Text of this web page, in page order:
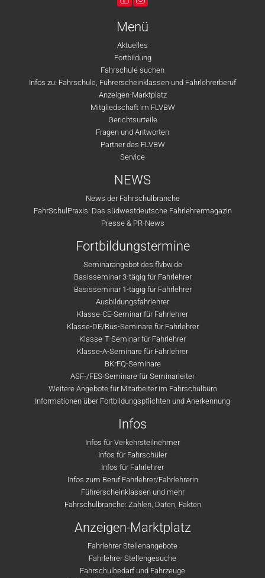
Menü
Aktuelles
Fortbildung
Fahrschule suchen
Infos zu: Fahrschule, Führerscheinklassen und Fahrlehrerberuf
Anzeigen-Marktplatz
Mitgliedschaft im FLVBW
Gerichtsurteile
Fragen und Antworten
Partner des FLVBW
Service
NEWS
News der Fahrschulbranche
FahrSchulPraxis: Das südwestdeutsche Fahrlehrermagazin
Presse & PR-News
Fortbildungstermine
Seminarangebot des flvbw.de
Basisseminar 3-tägig für Fahrlehrer
Basisseminar 1-tägig für Fahrlehrer
Ausbildungsfahrlehrer
Klasse-CE-Seminar für Fahrlehrer
Klasse-DE/Bus-Seminare für Fahrlehrer
Klasse-T-Seminar für Fahrlehrer
Klasse-A-Seminare für Fahrlehrer
BKrFQ-Seminare
ASF-/FES-Seminare für Seminarleiter
Weitere Angebote für Mitarbeiter im Fahrschulbüro
Informationen über Fortbildungspflichten und Anerkennung
Infos
Infos für Verkehrsteilnehmer
Infos für Fahrschüler
Infos für Fahrlehrer
Infos zum Beruf Fahrlehrer/Fahrlehrerin
Führerscheinklassen und mehr
Fahrschulbranche: Zahlen, Daten, Fakten
Anzeigen-Marktplatz
Fahrlehrer Stellenangebote
Fahrlehrer Stellengesuche
Fahrschulbedarf und Fahrzeuge